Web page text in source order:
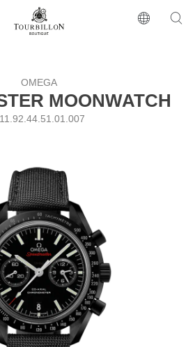
www.tourbillon.com/index.php/ru
OMEGA
MOONWATCH